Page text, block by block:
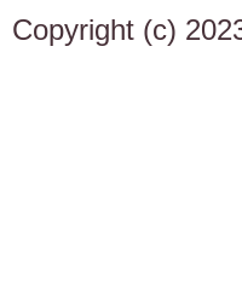
Copyright (c)